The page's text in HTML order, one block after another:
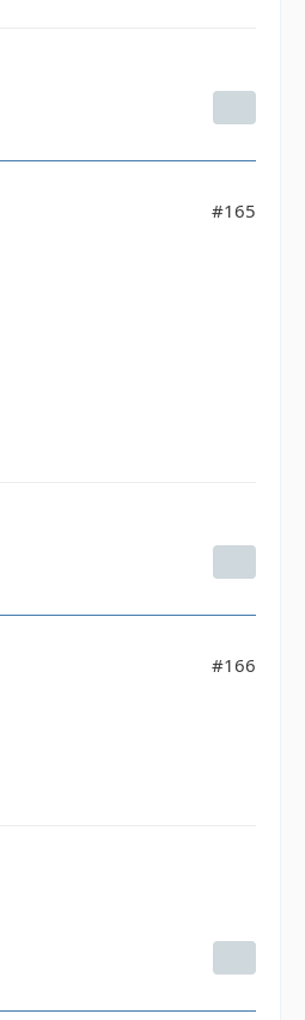
#165
#166